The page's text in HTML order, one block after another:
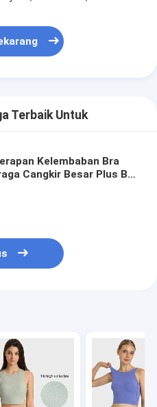
Terbaik Untuk
Kelembaban Bra
Cangkir Besar Plus Bra